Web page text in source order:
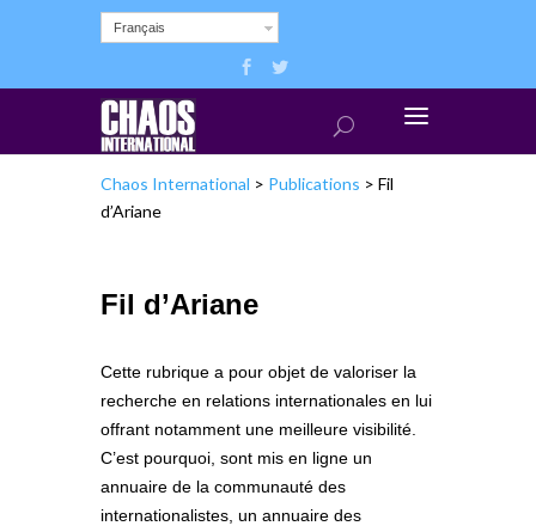
Français
Chaos International > Publications > Fil
d’Ariane
Fil d’Ariane
Cette rubrique a pour objet de valoriser la
recherche en relations internationales en lui
offrant notamment une meilleure visibilité.
C’est pourquoi, sont mis en ligne un
annuaire de la communauté des
internationalistes, un annuaire des